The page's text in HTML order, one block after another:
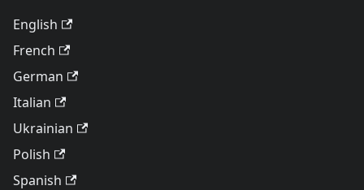
English
French
German
Italian
Ukrainian
Polish
Spanish